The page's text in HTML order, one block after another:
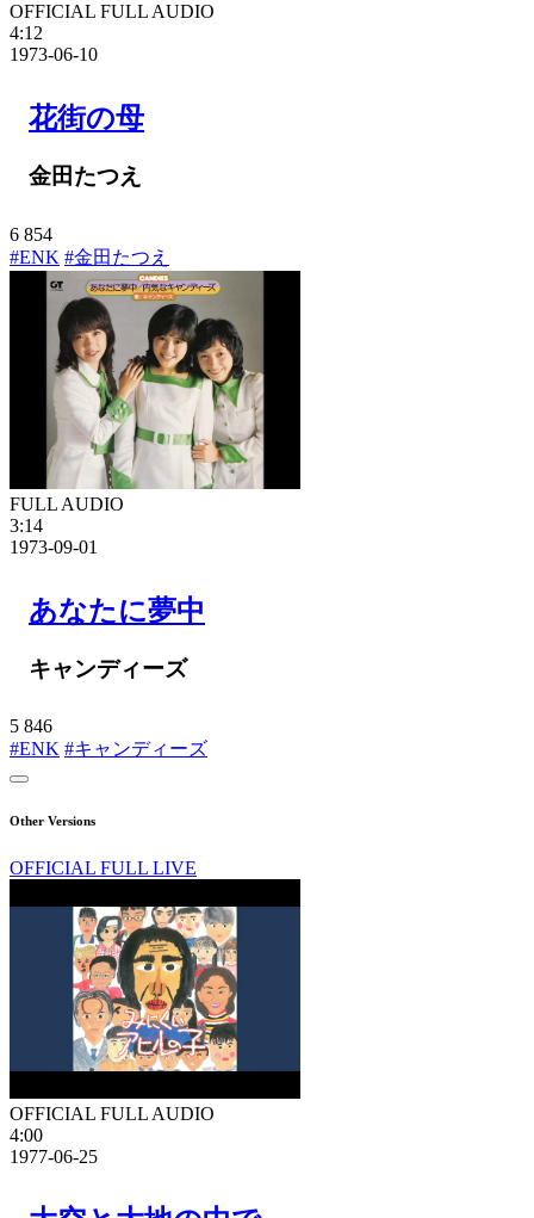
OFFICIAL FULL AUDIO
4:12
1973-06-10
花街の母
金田たつえ
6 854
#ENK #金田たつえ
FULL AUDIO
3:14
1973-09-01
あなたに夢中
キャンディーズ
5 846
#ENK #キャンディーズ
Other Versions
OFFICIAL FULL LIVE
OFFICIAL FULL AUDIO
4:00
1977-06-25